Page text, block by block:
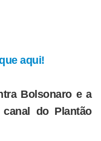
aqui!
Bolsonaro e a
do Plantão